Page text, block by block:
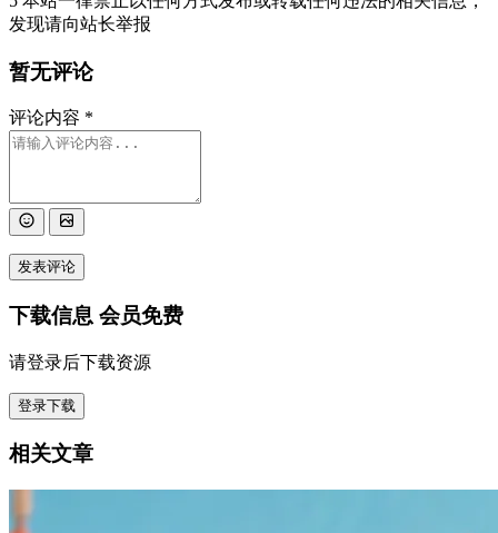
发现请向站长举报
暂无评论
评论内容 *
发表评论
下载信息 会员免费
请登录后下载资源
登录下载
相关文章